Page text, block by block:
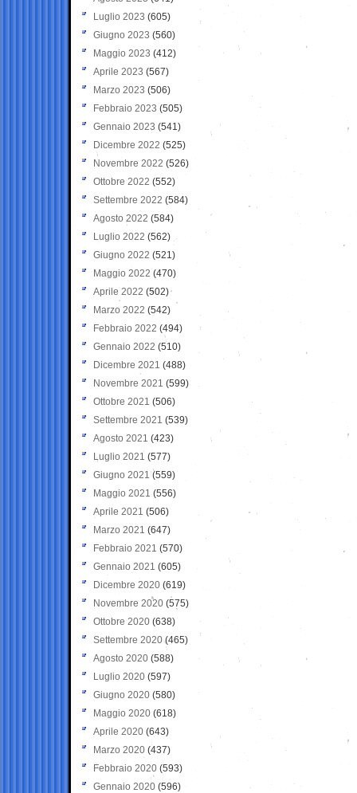
Luglio 2023 (605)
Giugno 2023 (560)
Maggio 2023 (412)
Aprile 2023 (567)
Marzo 2023 (506)
Febbraio 2023 (505)
Gennaio 2023 (541)
Dicembre 2022 (525)
Novembre 2022 (526)
Ottobre 2022 (552)
Settembre 2022 (584)
Agosto 2022 (584)
Luglio 2022 (562)
Giugno 2022 (521)
Maggio 2022 (470)
Aprile 2022 (502)
Marzo 2022 (542)
Febbraio 2022 (494)
Gennaio 2022 (510)
Dicembre 2021 (488)
Novembre 2021 (599)
Ottobre 2021 (506)
Settembre 2021 (539)
Agosto 2021 (423)
Luglio 2021 (577)
Giugno 2021(559)
Maggio 2021 (556)
Aprile 2021 (506)
Marzo 2021 (647)
Febbraio 2021 (570)
Gennaio 2021 (605)
Dicembre 2020 (619)
Novembre 2020 (575)
Ottobre 2020 (638)
Settembre 2020(465)
Agosto 2020 (588)
Luglio 2020 (597)
Giugno 2020 (580)
Maggio 2020 (618)
Aprile 2020 (643)
Marzo 2020 (437)
Febbraio 2020 (593)
Gennaio 2020 (596)